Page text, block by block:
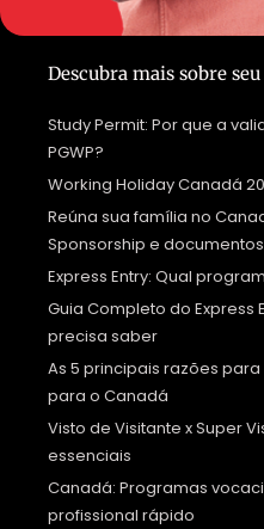
Descubra mais sobre
Study Permit: Por que a
PGWP?
Working Holiday Canadá
Reúna sua família no
Sponsorship e documentos
Express Entry: Qual
Guia Completo do Express
precisa saber
As 5 principais razões
para o Canadá
Visto de Visitante x Super
essenciais
Canadá: Programas
profissional rápido